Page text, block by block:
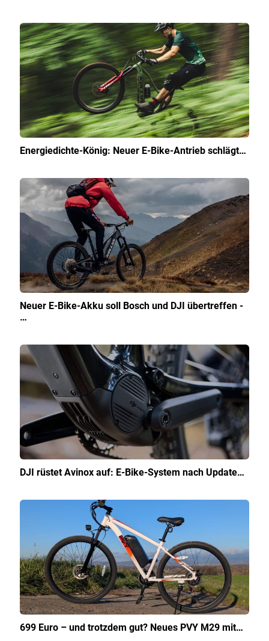
Energiedichte-König: Neuer E-Bike-Antrieb schlägt…
Neuer E-Bike-Akku soll Bosch und DJI übertreffen -
…
DJI rüstet Avinox auf: E-Bike-System nach Update…
699 Euro – und trotzdem gut? Neues PVY M29 mit…